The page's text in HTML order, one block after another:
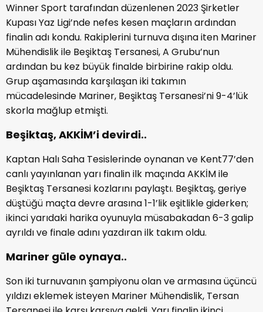
Winner Sport tarafından düzenlenen 2023 Şirketler
Kupası Yaz Ligi’nde nefes kesen maçların ardından
finalin adı kondu. Rakiplerini turnuva dışına iten Mariner
Mühendislik ile Beşiktaş Tersanesi, A Grubu’nun
ardından bu kez büyük finalde birbirine rakip oldu.
Grup aşamasında karşılaşan iki takımın
mücadelesinde Mariner, Beşiktaş Tersanesi’ni 9-4’lük
skorla mağlup etmişti.
Beşiktaş, AKKİM’i devirdi..
Kaptan Halı Saha Tesislerinde oynanan ve Kent77’den
canlı yayınlanan yarı finalin ilk maçında AKKİM ile
Beşiktaş Tersanesi kozlarını paylaştı. Beşiktaş, geriye
düştüğü maçta devre arasına 1-1’lik eşitlikle giderken;
ikinci yarıdaki harika oyunuyla müsabakadan 6-3 galip
ayrıldı ve finale adını yazdıran ilk takım oldu.
Mariner güle oynaya..
Son iki turnuvanın şampiyonu olan ve armasına üçüncü
yıldızı eklemek isteyen Mariner Mühendislik, Tersan